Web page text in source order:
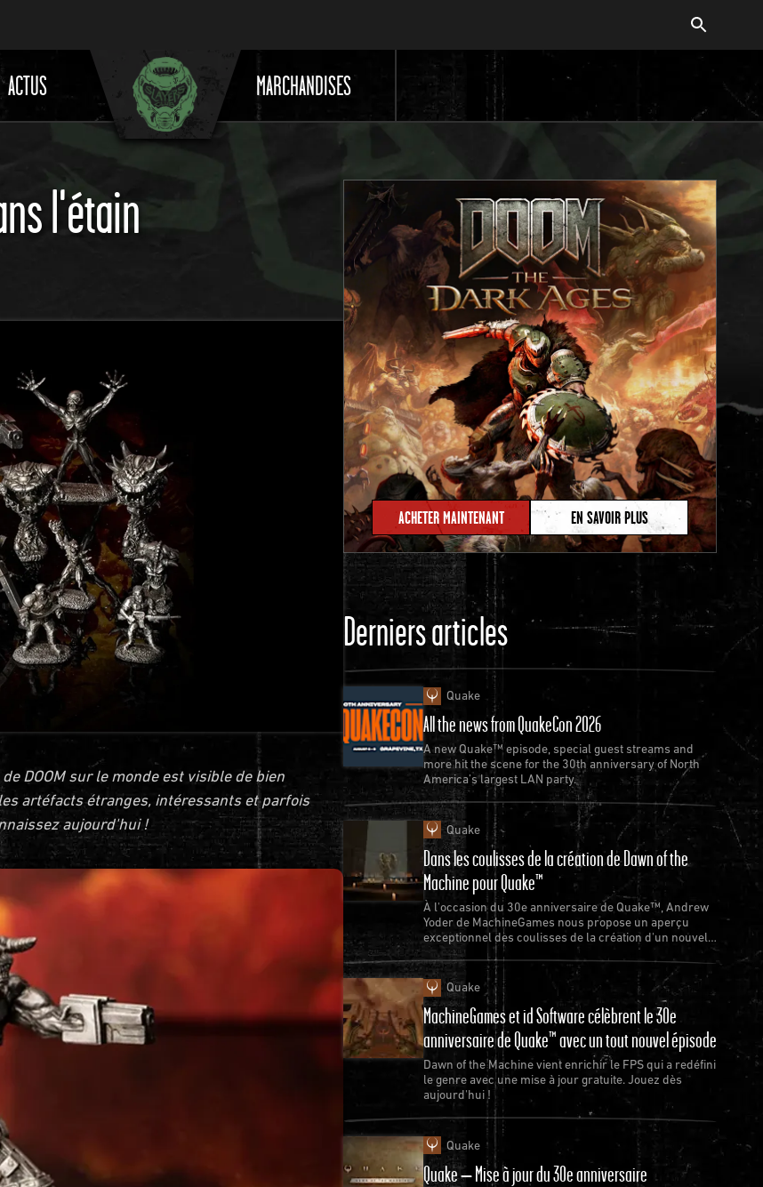
ACTUS MARCHANDISES
l'étain
DOOM sur le monde est visible de bien
artéfacts étranges, intéressants et parfois
aujourd'hui !
ACHETER MAINTENANT EN SAVOIR PLUS
Derniers articles
Quake
All the news from QuakeCon 2026
A new Quake™ episode, special guest streams and
more hit the scene for the 30th anniversary of North
America’s largest LAN party.
Quake
Dans les coulisses de la création de Dawn of the
Machine pour Quake™
À l'occasion du 30e anniversaire de Quake™, Andrew
Yoder de MachineGames nous propose un aperçu
exceptionnel des coulisses de la création d'un nouvel
épisode de Quake.
Quake
MachineGames et id Software célèbrent le 30e
anniversaire de Quake™ avec un tout nouvel épisode
Dawn of the Machine vient enrichir le FPS qui a redéfini
le genre avec une mise à jour gratuite. Jouez dès
aujourd'hui !
Quake
Quake – Mise à jour du 30e anniversaire